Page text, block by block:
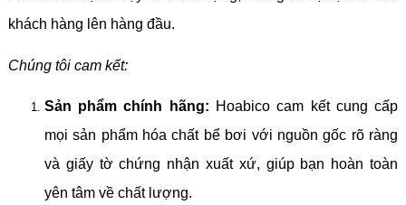
khách hàng lên hàng đầu.
Chúng tôi cam kết:
Sản phẩm chính hãng: Hoabico cam kết cung cấp
mọi sản phẩm hóa chất bể bơi với nguồn gốc rõ ràng
và giấy tờ chứng nhận xuất xứ, giúp bạn hoàn toàn
yên tâm về chất lượng.